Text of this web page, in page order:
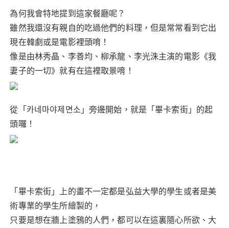
為何我會特地提到這家餐廳呢？
雖然我還沒有親自的吃過他們的料理，但是常常看到它出
現在韓劇或是電影裡頭唷！
像是由林秀晶、李善均、柳承龍、李光洙主演的電影《我
妻子的一切》就有在這裡取景唷！
從「카네마야제면소」旁邊開始，就是「畢卡索街」的起
頭囉！
「畢卡索街」上的畫不一定都是弘益大學的學生或者是美
術專業的學生所繪製的，
只要是想在牆上塗鴉的人們，都可以在這裏隨心所欲、大